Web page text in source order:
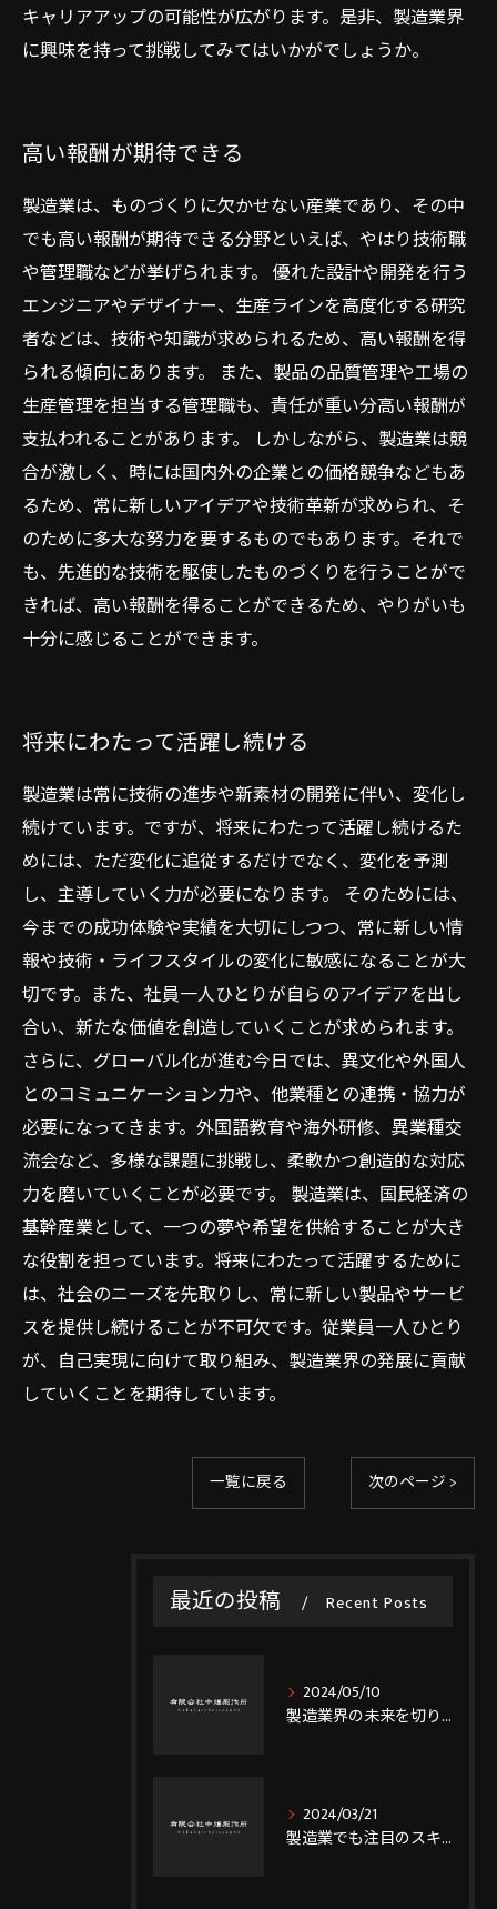
キャリアアップの可能性が広がります。是非、製造業界
に興味を持って挑戦してみてはいかがでしょうか。
高い報酬が期待できる
製造業は、ものづくりに欠かせない産業であり、その中
でも高い報酬が期待できる分野といえば、やはり技術職
や管理職などが挙げられます。 優れた設計や開発を行う
エンジニアやデザイナー、生産ラインを高度化する研究
者などは、技術や知識が求められるため、高い報酬を得
られる傾向にあります。 また、製品の品質管理や工場の
生産管理を担当する管理職も、責任が重い分高い報酬が
支払われることがあります。 しかしながら、製造業は競
合が激しく、時には国内外の企業との価格競争などもあ
るため、常に新しいアイデアや技術革新が求められ、そ
のために多大な努力を要するものでもあります。それで
も、先進的な技術を駆使したものづくりを行うことがで
きれば、高い報酬を得ることができるため、やりがいも
十分に感じることができます。
将来にわたって活躍し続ける
製造業は常に技術の進歩や新素材の開発に伴い、変化し
続けています。ですが、将来にわたって活躍し続けるた
めには、ただ変化に追従するだけでなく、変化を予測
し、主導していく力が必要になります。 そのためには、
今までの成功体験や実績を大切にしつつ、常に新しい情
報や技術・ライフスタイルの変化に敏感になることが大
切です。また、社員一人ひとりが自らのアイデアを出し
合い、新たな価値を創造していくことが求められます。
さらに、グローバル化が進む今日では、異文化や外国人
とのコミュニケーション力や、他業種との連携・協力が
必要になってきます。外国語教育や海外研修、異業種交
流会など、多様な課題に挑戦し、柔軟かつ創造的な対応
力を磨いていくことが必要です。 製造業は、国民経済の
基幹産業として、一つの夢や希望を供給することが大き
な役割を担っています。将来にわたって活躍するために
は、社会のニーズを先取りし、常に新しい製品やサービ
スを提供し続けることが不可欠です。従業員一人ひとり
が、自己実現に向けて取り組み、製造業界の発展に貢献
していくことを期待しています。
一覧に戻る 次のページ >
最近の投稿 Recent Posts
2024/05/10
製造業界の未来を切り開く！溶接技能者の就職支援はここで！
2024/03/21
製造業でも注目のスキル！溶接技能者資格を取得しよう